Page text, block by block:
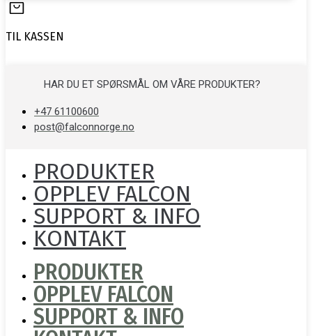
TIL KASSEN
HAR DU ET SPØRSMÅL OM VÅRE PRODUKTER?
+47 61100600
post@falconnorge.no
PRODUKTER
OPPLEV FALCON
SUPPORT & INFO
KONTAKT
PRODUKTER
OPPLEV FALCON
SUPPORT & INFO